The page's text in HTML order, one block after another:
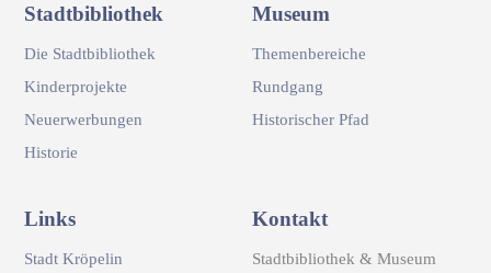
Stadtbibliothek
Die Stadtbibliothek
Kinderprojekte
Neuerwerbungen
Historie
Museum
Themenbereiche
Rundgang
Historischer Pfad
Links
Stadt Kröpelin
Kontakt
Stadtbibliothek & Museum